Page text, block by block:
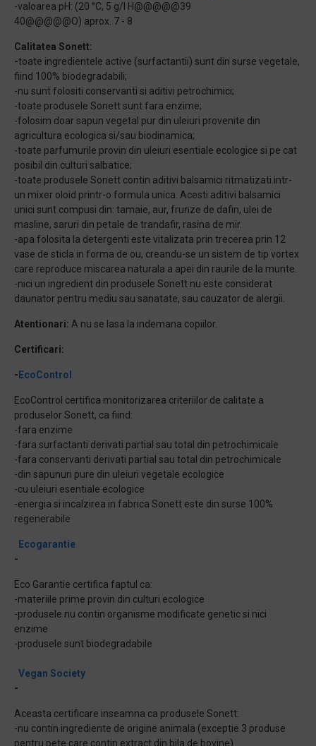
-valoarea pH: (20 °C, 5 g/l H@@@@@39
40@@@@@O) aprox. 7 - 8
Calitatea Sonett:
-toate ingredientele active (surfactantii) sunt din surse vegetale,
fiind 100% biodegradabili;
-nu sunt folositi conservanti si aditivi petrochimici;
-toate produsele Sonett sunt fara enzime;
-folosim doar sapun vegetal pur din uleiuri provenite din
agricultura ecologica si/sau biodinamica;
-toate parfumurile provin din uleiuri esentiale ecologice si pe cat
posibil din culturi salbatice;
-toate produsele Sonett contin aditivi balsamici ritmatizati intr-
un mixer oloid printr-o formula unica. Acesti aditivi balsamici
unici sunt compusi din: tamaie, aur, frunze de dafin, ulei de
masline, saruri din petale de trandafir, rasina de mir.
-apa folosita la detergenti este vitalizata prin trecerea prin 12
vase de sticla in forma de ou, creandu-se un sistem de tip vortex
care reproduce miscarea naturala a apei din raurile de la munte.
-nici un ingredient din produsele Sonett nu este considerat
daunator pentru mediu sau sanatate, sau cauzator de alergii.
Atentionari: A nu se lasa la indemana copiilor.
Certificari:
- EcoControl
EcoControl certifica monitorizarea criteriilor de calitate a
produselor Sonett, ca fiind:
-fara enzime
-fara surfactanti derivati partial sau total din petrochimicale
-fara conservanti derivati partial sau total din petrochimicale
-din sapunuri pure din uleiuri vegetale ecologice
-cu uleiuri esentiale ecologice
-energia si incalzirea in fabrica Sonett este din surse 100%
regenerabile
-
Ecogarantie
Eco Garantie certifica faptul ca:
-materiile prime provin din culturi ecologice
-produsele nu contin organisme modificate genetic si nici
enzime
-produsele sunt biodegradabile
-
Vegan Society
Aceasta certificare inseamna ca produsele Sonett:
-nu contin ingrediente de origine animala (exceptie 3 produse
pentru pete care contin extract din bila de bovine).